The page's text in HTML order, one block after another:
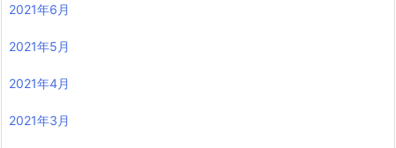
2021年6月
2021年5月
2021年4月
2021年3月